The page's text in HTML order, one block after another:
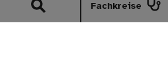
Fachkreise